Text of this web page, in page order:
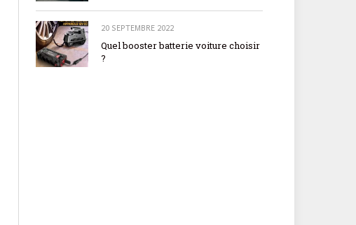
20 SEPTEMBRE 2022
Quel booster batterie voiture choisir
?